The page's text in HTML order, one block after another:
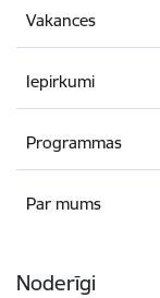
Vakances
Iepirkumi
Programmas
Par mums
Noderīgi